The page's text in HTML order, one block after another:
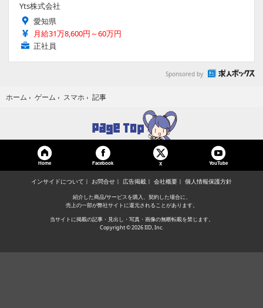
Yts株式会社
愛知県
月給31万8,600円～60万円
正社員
Sponsored by
ホーム › ゲーム › スマホ › 記事
Home Facebook X YouTube
インサイドについて お問合せ 広告掲載 会社概要 個人情報保護方針
紹介した商品/サービスを購入、契約した場合に、
売上の一部が弊社サイトに還元されることがあります。
当サイトに掲載の記事・見出し・写真・画像の無断転載を禁じます。
Copyright © 2026 IID, Inc.